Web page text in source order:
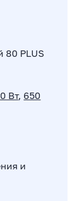
80 PLUS
Вт, 650
и